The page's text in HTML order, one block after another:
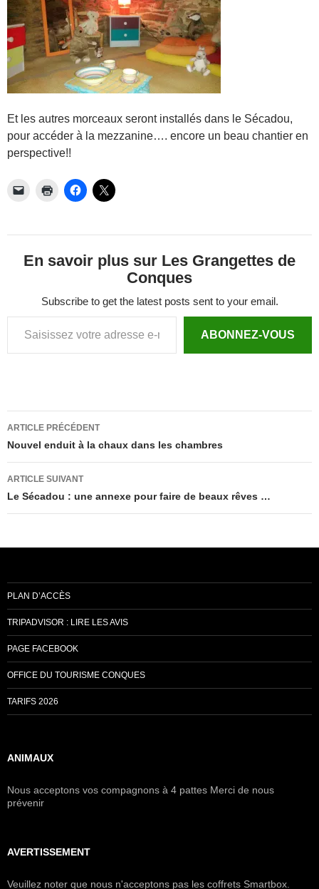
Et les autres morceaux seront installés dans le Sécadou,
pour accéder à la mezzanine…. encore un beau chantier en
perspective!!
En savoir plus sur Les Grangettes de
Conques
Subscribe to get the latest posts sent to your email.
Saisissez votre adresse e-mail…
ABONNEZ-VOUS
Navigation
des
articles
ARTICLE PRÉCÉDENT
Nouvel enduit à la chaux dans les chambres
ARTICLE SUIVANT
Le Sécadou : une annexe pour faire de beaux rêves …
PLAN D’ACCÈS
TRIPADVISOR : LIRE LES AVIS
PAGE FACEBOOK
OFFICE DU TOURISME CONQUES
TARIFS 2026
ANIMAUX
Nous acceptons vos compagnons à 4 pattes Merci de nous
prévenir
AVERTISSEMENT
Veuillez noter que nous n'acceptons pas les coffrets Smartbox.